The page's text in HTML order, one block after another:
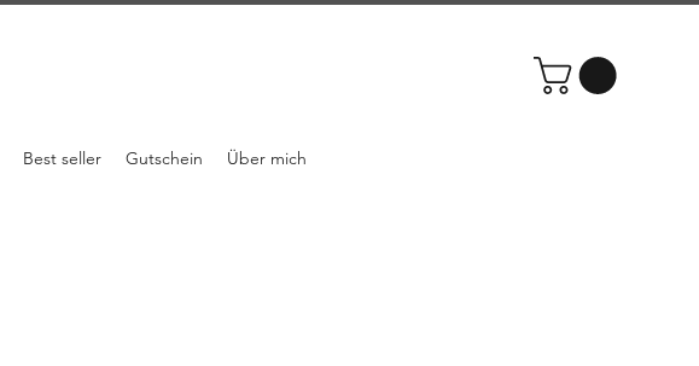
Best seller Gutschein Über mich